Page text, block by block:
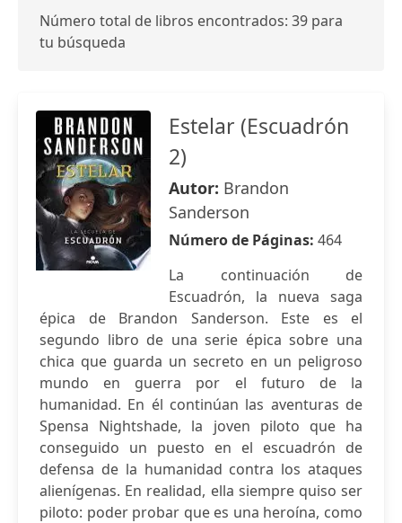
Número total de libros encontrados: 39 para
tu búsqueda
Estelar (Escuadrón
2)
Autor: Brandon
Sanderson
Número de Páginas: 464
La continuación de
Escuadrón, la nueva saga
épica de Brandon Sanderson. Este es el
segundo libro de una serie épica sobre una
chica que guarda un secreto en un peligroso
mundo en guerra por el futuro de la
humanidad. En él continúan las aventuras de
Spensa Nightshade, la joven piloto que ha
conseguido un puesto en el escuadrón de
defensa de la humanidad contra los ataques
alienígenas. En realidad, ella siempre quiso ser
piloto: poder probar que es una heroína, como